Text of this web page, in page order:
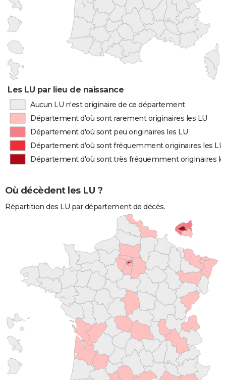
Les LU par lieu de naissance
Aucun LU n'est originaire de ce département
Département d'où sont rarement originaires les LU
Département d'où sont peu originaires les LU
Département d'où sont fréquemment originaires les LU
Département d'où sont très fréquemment originaires
Où décèdent les LU ?
Répartition des LU par département de décès.